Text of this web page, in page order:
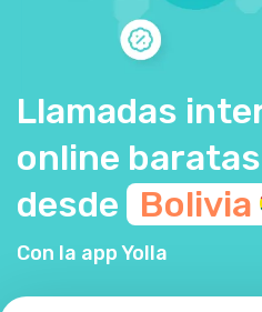
Llamadas
online
desde Bolivia
Con la app Yolla